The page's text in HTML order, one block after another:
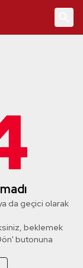
ya da geçici olarak
beklemek
butonuna